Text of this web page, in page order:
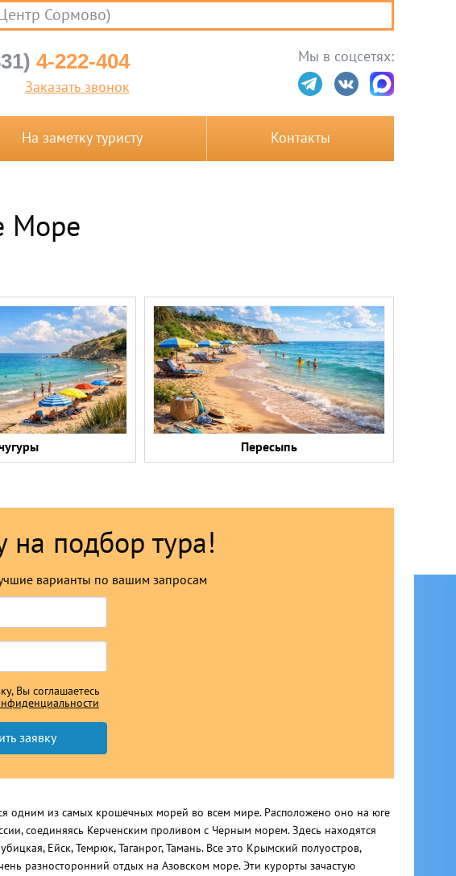
Сормово)
На заметку туристу Контакты
4-222-404
Заказать звонок
Мы в соцсетях:
Море
Пересыпь
на подбор тура!
варианты по вашим запросам
Вы соглашаетесь
одним из самых крошечных морей во всем мире. Расположено оно на юге
соединяясь Керченским проливом с Черным морем. Здесь находятся
Ейск, Темрюк, Таганрог, Тамань. Все это Крымский полуостров,
разносторонний отдых на Азовском море. Эти курорты зачастую